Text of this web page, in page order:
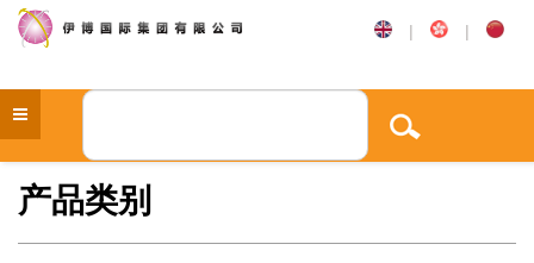
| |
产品类别